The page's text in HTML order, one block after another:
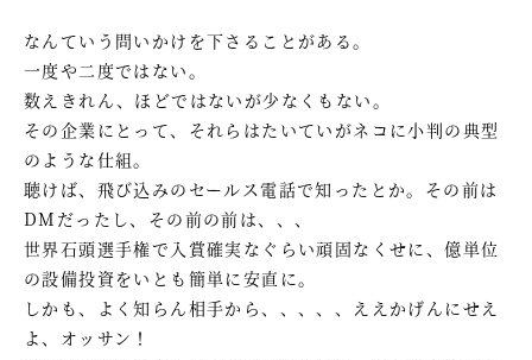
なんていう問いかけを下さることがある。
一度や二度ではない。
数えきれん、ほどではないが少なくもない。
その企業にとって、それらはたいていがネコに小判の典型
のような仕組。
聴けば、飛び込みのセールス電話で知ったとか。その前は
DMだったし、その前の前は、、、
世界石頭選手権で入賞確実なぐらい頑固なくせに、億単位
の設備投資をいとも簡単に安直に。
しかも、よく知らん相手から、、、、、ええかげんにせえ
よ、オッサン！